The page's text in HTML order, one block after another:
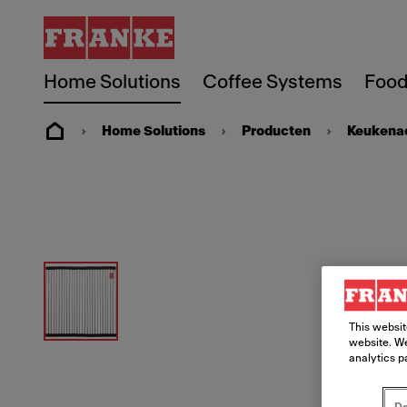
Home Solutions Coffee Systems
Home Solutions Producten
This
website.
analytics